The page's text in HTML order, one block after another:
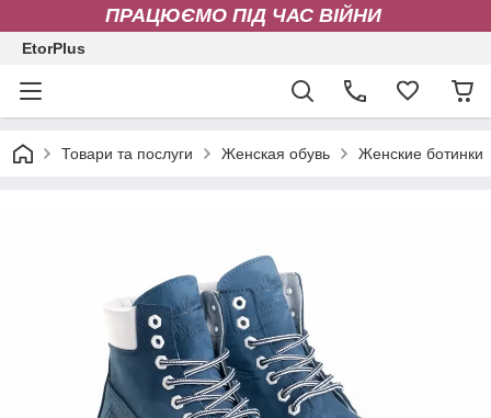
ПРАЦЮЄМО ПІД ЧАС ВІЙНИ
EtorPlus
Товари та послуги Женская обувь Женские ботинки